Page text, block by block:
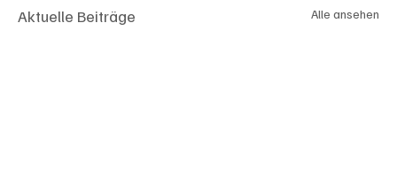
Aktuelle Beiträge Alle ansehen